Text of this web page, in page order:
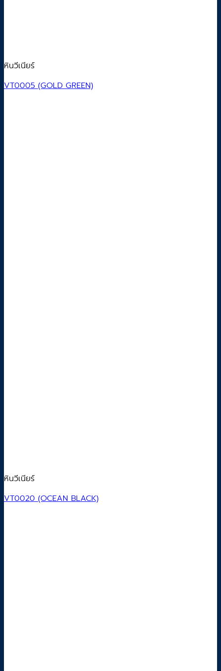
หินวีเนียร์
VT0005 (GOLD GREEN)
หินวีเนียร์
VT0020 (OCEAN BLACK)